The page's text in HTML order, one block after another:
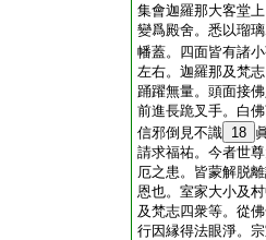
集會迦羅那大客堂
變爲殿舍。悉以瑠
幡蓋。四面皆有諸
左右。迦羅那及梵
踊躍無量。頭面接
前進長跪叉手。白
信邪倒見不識 18
請求福祐。今者世
厄之患。皆蒙解脱
恩也。室家大小及
及梵志四衆等。從
行因縁得法眼淨。